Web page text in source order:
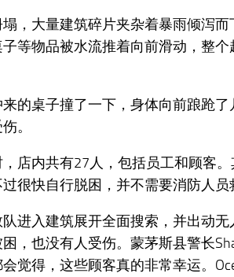
，大量建筑碎片夹杂着暴雨倾泻
等物品被水流推着向前滑动，整个
的桌子撞了一下，身体向前踉跄
。
店内共有27人，包括员工和顾客
很快自行脱困，并不需要消防人员
进入建筑展开全面搜索，并出动
，也没有人受伤。蒙茅斯县警长
觉得，这些顾客真的非常幸运。